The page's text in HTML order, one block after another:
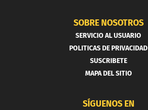
SOBRE NOSOTROS
SERVICIO AL USUARIO
POLITICAS DE PRIVACIDAD
SUSCRIBETE
MAPA DEL SITIO
SÍGUENOS EN